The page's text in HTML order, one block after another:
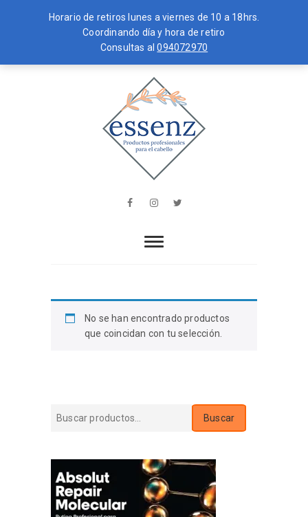
Horario de retiros lunes a viernes de 10 a 18hrs.
Coordinando día y hora de retiro
Consultas al094072970
to
essenz
EL CABELLO
FacebookInstagram
No se han encontrado productos
que coincidan con tu selección.
Buscar